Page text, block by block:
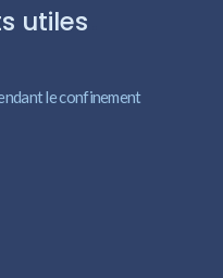
utiles
le confinement